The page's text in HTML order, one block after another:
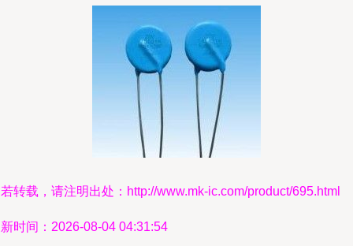
转载，请注明出处：http://www.mk-ic.com/product/695.html
时间：2026-08-04 04:31:54